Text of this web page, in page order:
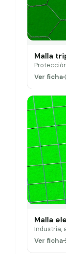
Malla
Ver ficha
Malla
Industria,
Ver ficha